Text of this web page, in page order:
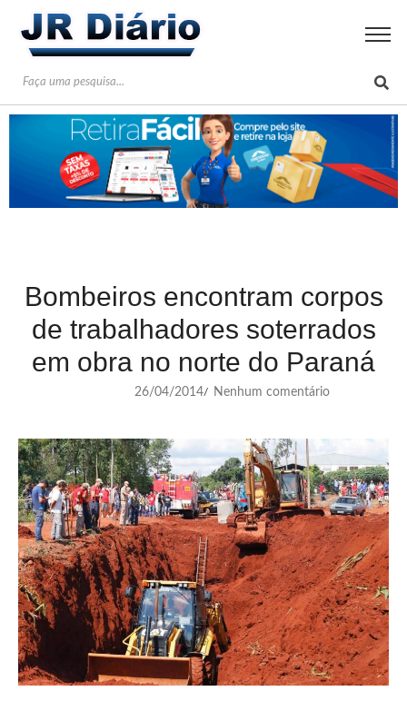
Bombeiros encontram corpos
de trabalhadores soterrados
em obra no norte do Paraná
26/04/2014/ Nenhum comentário